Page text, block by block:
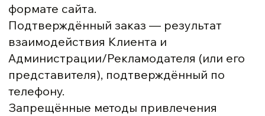
формате сайта.
Подтверждённый заказ — результат
взаимодействия Клиента и
Администрации/Рекламодателя (или его
представителя), подтверждённый по
телефону.
Запрещённые методы привлечения